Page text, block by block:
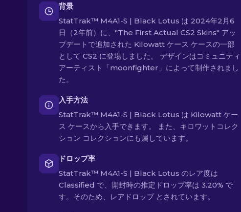
背景
StatTrak™ M4A1-S | Black Lotus は 2024年2月6
日（2年前）に、"The First Actual CS2 Skins" アッ
プデートで追加された Kilowatt ケース ケースの一部
として CS2 に登場しました。 デザインはコミュニティ
アーティスト「moonfighter」によって制作されまし
た。
入手方法
StatTrak™ M4A1-S | Black Lotus は Kilowatt ケー
ス ケースから入手できます。 また、キロワットコレク
ション コレクションにも属しています。
ドロップ率
StatTrak™ M4A1-S | Black Lotus のレア度は
Classified で、開封時の推定ドロップ率は 3.20% で
す。そのため、レアドロップ とされています。